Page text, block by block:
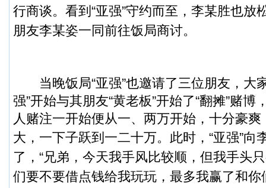
行商谈。 看到“亚强”守约而至，李某胜也放
朋友李某姿一同前往饭局商讨。
当晚饭局“亚强”也邀请了三位朋友，大
强”开始与其朋友“黄老板”开始了“翻摊”赌博
人赌注一开始便从一、两万开始，十分豪
大，一下子跃到一二十万。 此时，“亚强”向
了，“兄弟，今天我手风比较顺，但我手头
们要不要借点钱给我玩玩，最多我赢了和